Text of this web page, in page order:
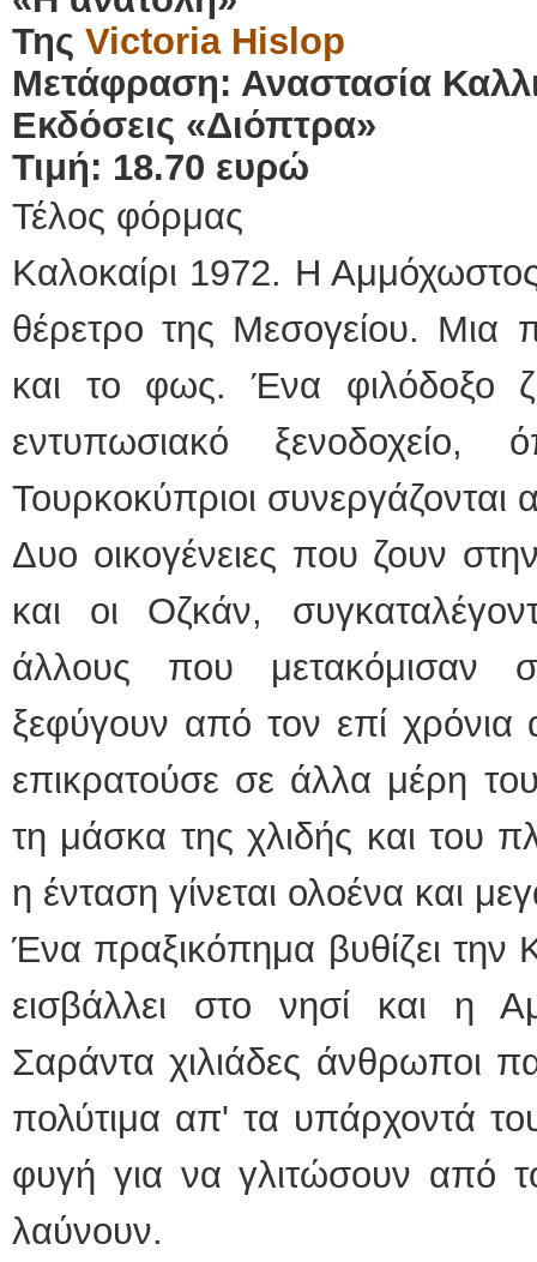
Της Victoria Hislop
Μετάφραση: Αναστασία
Εκδόσεις «Διόπτρα»
Τιμή: 18.70 ευρώ
Τέλος φόρμας
Καλοκαίρι 1972. Η Αμμόχωστος
θέρετρο της Μεσογείου.
και το φως. Ένα φιλόδοξο
εντυπωσιακό ξενοδοχείο,
Τουρκοκύπριοι συνεργάζονται
Δυο οικογένειες που ζουν
και οι Οζκάν,
άλλους που μετακόμισαν
ξεφύγουν από τον επί
επικρατούσε σε άλλα μέρη
τη μάσκα της χλιδής και του
η ένταση γίνεται ολοένα και
Ένα πραξικόπημα βυθίζει
εισβάλλει στο νησί και η
Σαράντα χιλιάδες άνθρωποι
πολύτιμα απ' τα υπάρχοντά
φυγή για να γλιτώσουν από
λαύνουν.